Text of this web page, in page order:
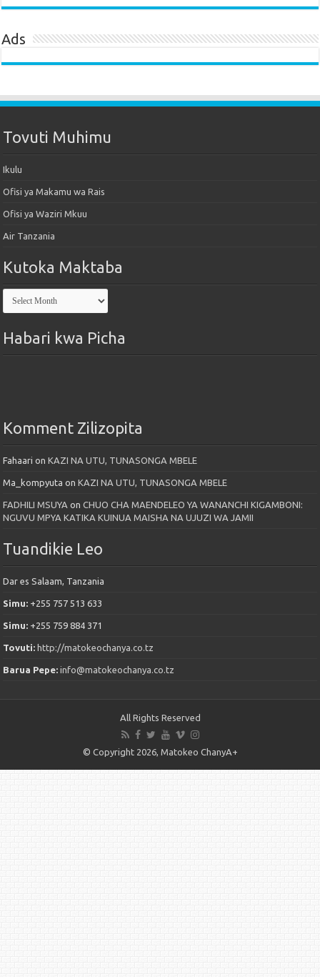
Ads
Tovuti Muhimu
Ikulu
Ofisi ya Makamu wa Rais
Ofisi ya Waziri Mkuu
Air Tanzania
Kutoka Maktaba
Kutoka
Maktaba
Habari kwa Picha
Komment Zilizopita
Fahaari onKAZI NA UTU, TUNASONGA MBELE
Ma_kompyuta onKAZI NA UTU, TUNASONGA MBELE
FADHILI MSUYA onCHUO CHA MAENDELEO YA WANANCHI KIGAMBONI:
NGUVU MPYA KATIKA KUINUA MAISHA NA UJUZI WA JAMII
Tuandikie Leo
Dar es Salaam, Tanzania
Simu: +255 757 513 633
Simu: +255 759 884 371
Tovuti:http://matokeochanya.co.tz
Barua Pepe:info@matokeochanya.co.tz
All Rights Reserved
© Copyright 2026, Matokeo ChanyA+